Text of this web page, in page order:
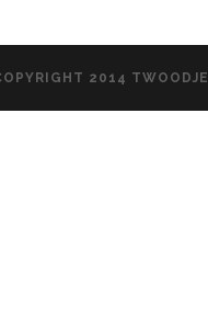
2014 TWOODJE